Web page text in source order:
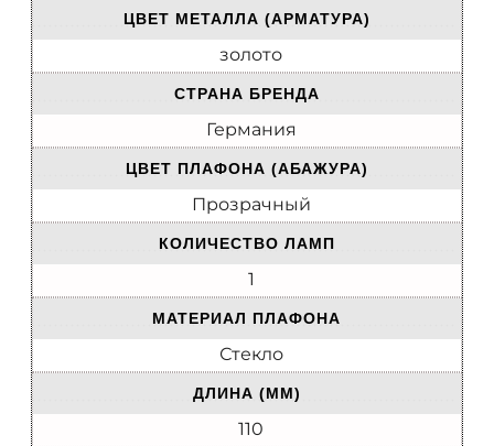
ЦВЕТ МЕТАЛЛА (АРМАТУРА)
золото
СТРАНА БРЕНДА
Германия
ЦВЕТ ПЛАФОНА (АБАЖУРА)
Прозрачный
КОЛИЧЕСТВО ЛАМП
1
МАТЕРИАЛ ПЛАФОНА
Стекло
ДЛИНА (ММ)
110